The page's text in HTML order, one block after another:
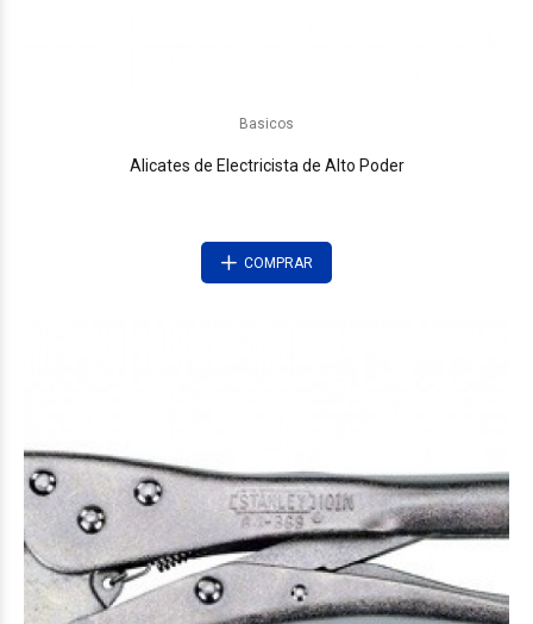
Basicos
Alicates de Electricista de Alto Poder
COMPRAR